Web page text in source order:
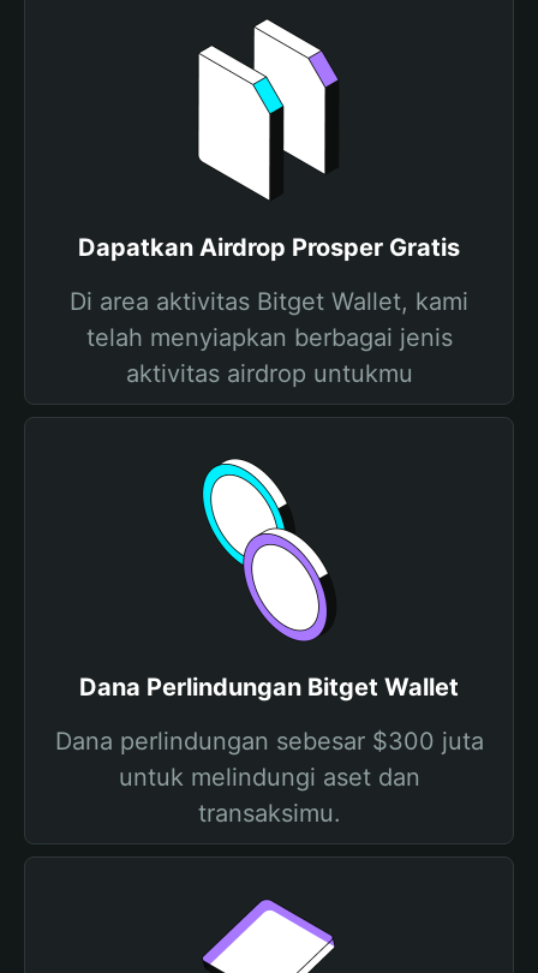
Dapatkan Airdrop Prosper Gratis
Di area aktivitas Bitget Wallet, kami
telah menyiapkan berbagai jenis
aktivitas airdrop untukmu
Dana Perlindungan Bitget Wallet
Dana perlindungan sebesar $300 juta
untuk melindungi aset dan
transaksimu.